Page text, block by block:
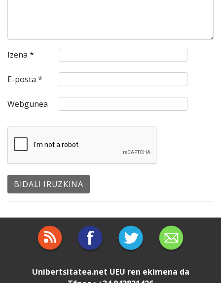
Izena *
E-posta *
Webgunea
Unibertsitatea.net UEU ren ekimena da